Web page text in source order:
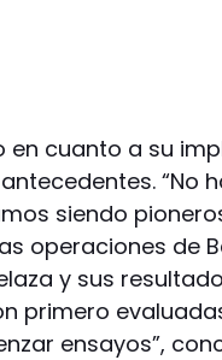
en cuanto a su
“No
siendo
operaciones de
y sus
primero
ensayos”,